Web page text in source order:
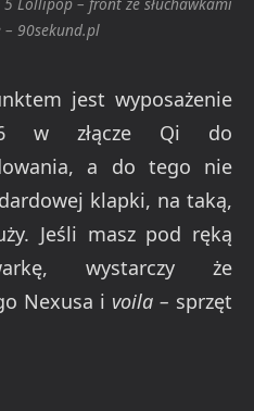
– 90sekund.pl
jest wyposażenie
w złącze Qi do
a do tego nie
klapki, na taką,
Jeśli masz pod ręką
wystarczy że
Nexusa i voila – sprzęt